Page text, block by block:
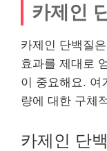
카제인
카제인 단백질
효과를 제대로
이 중요해요. 여
량에 대한 구체
카제인 단